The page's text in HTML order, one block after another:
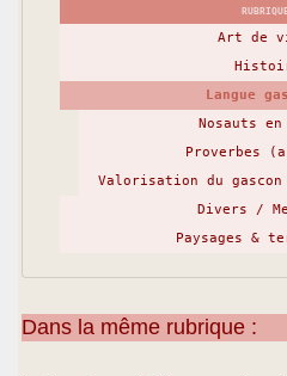
Art de
Langue
Nosauts
Proverbes
Valorisation du
Divers /
Paysages &
Dans la même rubrique :